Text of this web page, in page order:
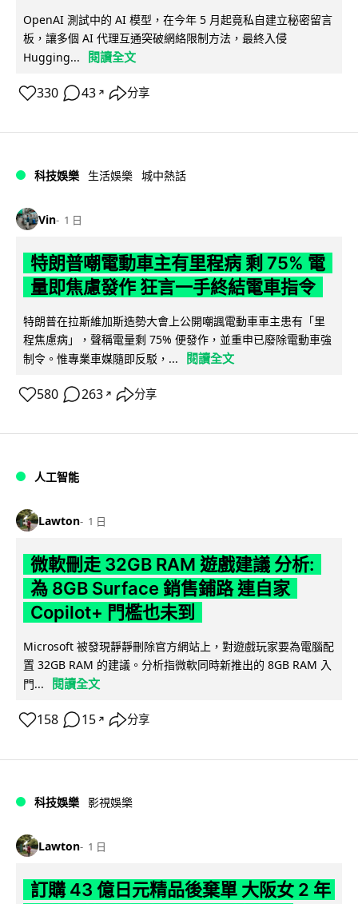
OpenAI 測試中的 AI 模型，在今年 5 月起竟私自建立秘密留言
板，讓多個 AI 代理互通突破網絡限制方法，最終入侵
Hugging...
閱讀全文
330 43 ↗ 分享
科技娛樂 生活娛樂 城中熱話
Vin 1 日
特朗普嘲電動車主有里程病 剩 75% 電
量即焦慮發作 狂言一手終結電車指令
特朗普在拉斯維加斯造勢大會上公開嘲諷電動車車主患有「里
程焦慮病」，聲稱電量剩 75% 便發作，並重申已廢除電動車強
制令。惟專業車媒隨即反駁，...
閱讀全文
580 263 ↗ 分享
人工智能
Lawton 1 日
微軟刪走 32GB RAM 遊戲建議 分析:
為 8GB Surface 銷售鋪路 連自家
Copilot+ 門檻也未到
Microsoft 被發現靜靜刪除官方網站上，對遊戲玩家要為電腦配
置 32GB RAM 的建議。分析指微軟同時新推出的 8GB RAM 入
門...
閱讀全文
158 15 ↗ 分享
科技娛樂 影視娛樂
Lawton 1 日
訂購 43 億日元精品後棄單 大阪女 2 年